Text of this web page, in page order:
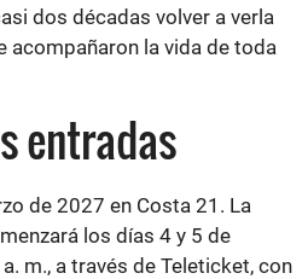
dos décadas volver a verla
acompañaron la vida de toda
entradas
de 2027 en Costa 21. La
los días 4 y 5 de
m., a través de Teleticket, con